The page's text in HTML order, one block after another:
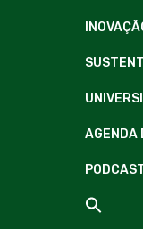
AGENDA